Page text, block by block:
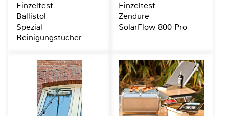
Einzeltest
Ballistol
Spezial
Reinigungstücher
Einzeltest
Zendure
SolarFlow 800 Pro